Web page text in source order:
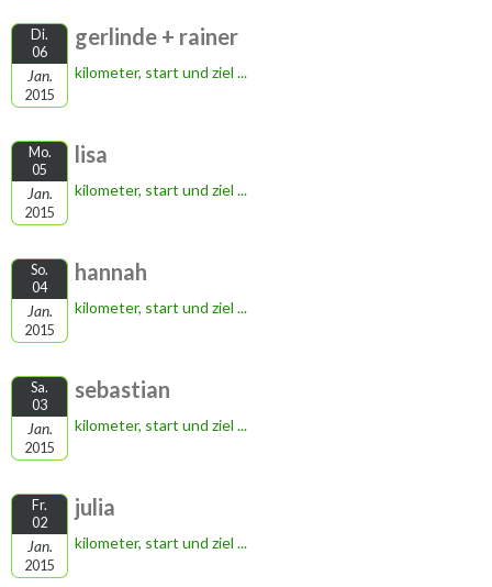
Di.
06
Jan.
2015
gerlinde + rainer
kilometer, start und ziel ...
Mo.
05
Jan.
2015
lisa
kilometer, start und ziel ...
So.
04
Jan.
2015
hannah
kilometer, start und ziel ...
Sa.
03
Jan.
2015
sebastian
kilometer, start und ziel ...
Fr.
02
Jan.
2015
julia
kilometer, start und ziel ...